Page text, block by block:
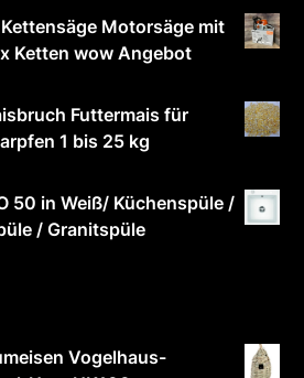
Motorsäge mit
Ketten wow Angebot
Futtermais für
1 bis 25 kg
50 in Weiß/ Küchenspüle /
/ Granitspüle
Vogelhaus-